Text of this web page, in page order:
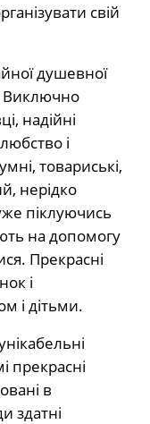
свій
душевної
Виключно
надійні
і
товариські,
нерідко
піклуючись
на допомогу
Прекрасні
і
і дітьми.
прекрасні
в
здатні